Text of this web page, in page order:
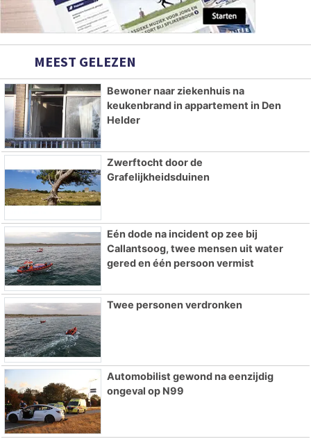
MEEST GELEZEN
Bewoner naar ziekenhuis na
keukenbrand in appartement in Den
Helder
Zwerftocht door de
Grafelijkheidsduinen
Eén dode na incident op zee bij
Callantsoog, twee mensen uit water
gered en één persoon vermist
Twee personen verdronken
Automobilist gewond na eenzijdig
ongeval op N99